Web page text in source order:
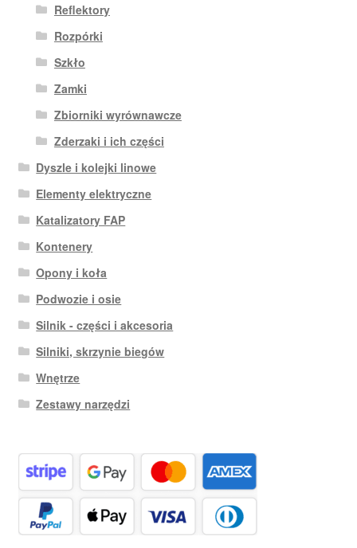
Reflektory
Rozpórki
Szkło
Zamki
Zbiorniki wyrównawcze
Zderzaki i ich części
Dyszle i kolejki linowe
Elementy elektryczne
Katalizatory FAP
Kontenery
Opony i koła
Podwozie i osie
Silnik - części i akcesoria
Silniki, skrzynie biegów
Wnętrze
Zestawy narzędzi